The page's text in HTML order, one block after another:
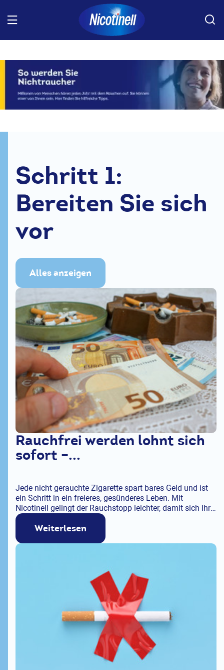
PRODUKTE
ENTZUGSSYMPTOME
FAQs
Search
Schritt 1:
Bereiten Sie sich
vor
Alles anzeigen
Rauchfrei werden lohnt sich
sofort –...
Jede nicht gerauchte Zigarette spart bares Geld und ist
ein Schritt in ein freieres, gesünderes Leben. Mit
Nicotinell gelingt der Rauchstopp leichter, damit sich Ihr
Einsatz schnell doppelt auszahlt.
Weiterlesen